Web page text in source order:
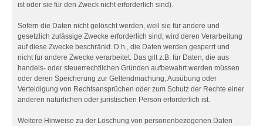
ist oder sie für den Zweck nicht erforderlich sind).
Sofern die Daten nicht gelöscht werden, weil sie für andere und
gesetzlich zulässige Zwecke erforderlich sind, wird deren Verarbeitung
auf diese Zwecke beschränkt. D.h., die Daten werden gesperrt und
nicht für andere Zwecke verarbeitet. Das gilt z.B. für Daten, die aus
handels- oder steuerrechtlichen Gründen aufbewahrt werden müssen
oder deren Speicherung zur Geltendmachung, Ausübung oder
Verteidigung von Rechtsansprüchen oder zum Schutz der Rechte einer
anderen natürlichen oder juristischen Person erforderlich ist.
Weitere Hinweise zu der Löschung von personenbezogenen Daten